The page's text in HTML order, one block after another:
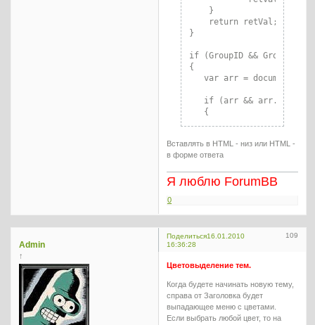
    }
    return retVal;
}
if (GroupID && GroupID
{
var arr =
if (arr && arr.length
   {
      {
arr[i].innerHTML
   }
</script>
Вставлять в HTML - низ или HTML -
в форме ответа
Я люблю ForumBB
0
Поделиться 109
16.01.2010
16:36:28
Admin
↑
Цветовыделение тем.
Когда будете начинать новую тему,
справа от Заголовка будет
выпадающее меню с цветами.
Если выбрать любой цвет, то на